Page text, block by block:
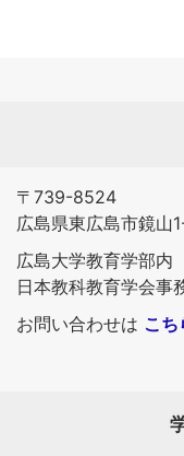
〒739-8524
広島県東広島市鏡山
広島大学教育学部内
日本教科教育学会事
お問い合わせは こち